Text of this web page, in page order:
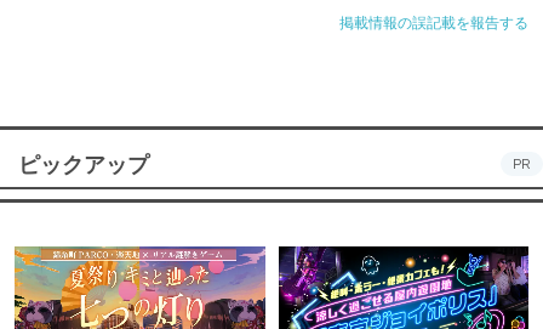
掲載情報の誤記載を報告する
ピックアップ PR